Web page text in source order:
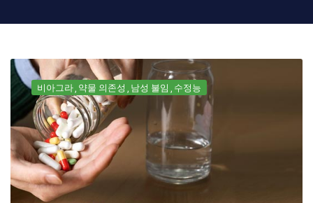
비아그라 약물 의존성 남성 불임 수정능